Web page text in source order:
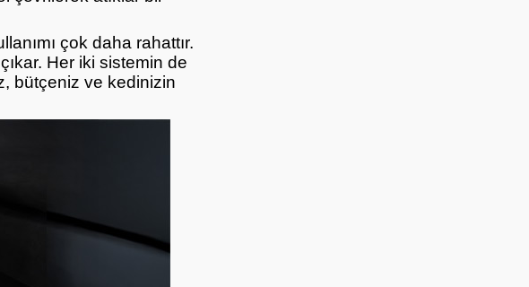
çok daha rahattır.
Her iki sistemin de
bütçeniz ve kedinizin